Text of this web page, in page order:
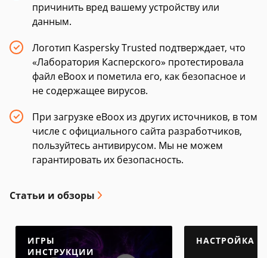
причинить вред вашему устройству или
данным.
Логотип Kaspersky Trusted подтверждает, что
«Лаборатория Касперского» протестировала
файл eBoox и пометила его, как безопасное и
не содержащее вирусов.
При загрузке eBoox из других источников, в том
числе с официального сайта разработчиков,
пользуйтесь антивирусом. Мы не можем
гарантировать их безопасность.
Статьи и обзоры
ИГРЫ
ИНСТРУКЦИИ
НАСТРОЙКА